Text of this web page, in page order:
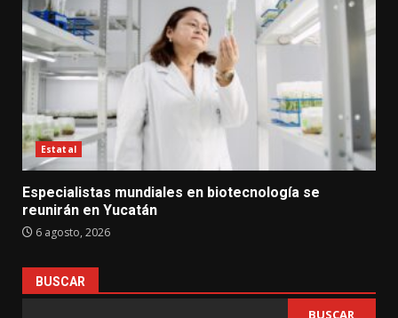
Estatal
Especialistas mundiales en biotecnología se
reunirán en Yucatán
6 agosto, 2026
BUSCAR
BUSCAR